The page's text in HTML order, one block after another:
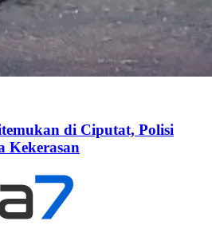
di Ciputat, Polisi
Kekerasan